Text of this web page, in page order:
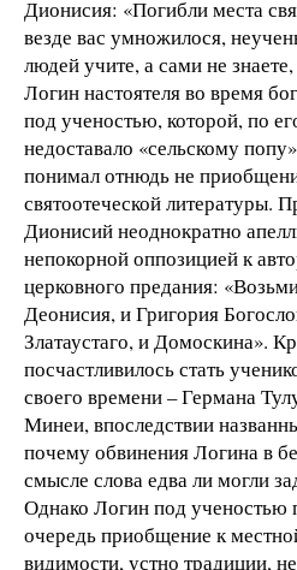
Дионисия: «Погибли места
везде вас умножилося,
людей учите, а сами не
Логин настоятеля во время
под ученостью, которой, по
недоставало «сельскому
понимал отнюдь не
святоотеческой литературы.
Дионисий неоднократно
непокорной оппозицией к
церковного предания:
Деонисия, и Григория
Златаустаго, и Домоскина».
посчастливилось стать
своего времени – Германа
Минеи, впоследствии
почему обвинения Логина в
смысле слова едва ли могли
Однако Логин под ученостью
очередь приобщение к
видимости, устно традиции,